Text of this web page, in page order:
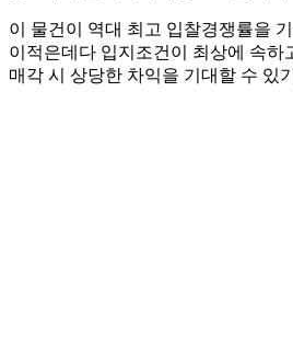
이 물건이 역대 최고 입찰경쟁률을
이적은데다 입지조건이 최상에 속하
매각 시 상당한 차익을 기대할 수 있